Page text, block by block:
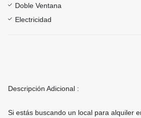
Doble Ventana
Electricidad
Descripción Adicional :
Si estás buscando un local para alquiler